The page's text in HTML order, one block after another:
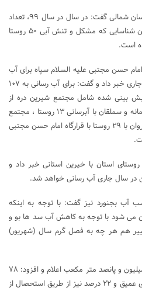
مدیر عامل شرکت آب و فاضلاب خراسان شمالی گفت: در سال در سال ۹۹، تعداد
۲۳۸ روستای دارای تنش آبی در استان شناسایی که مشکل و تنش آبی ۵۰ روستا
امام حسن مجتبی علیه السلام سپاه برای آب
رسانی به ۱۰۷ روستای استان در سال جاری خبر داد و گفت: برای آب رسانی به ۱۰۷
در قالب ۴ مجتمع پیش بینی شده شامل مجتمع شیرین دره از
محل آب سد، مجتمع کهنه جلگه در مانه و سملقان با آبرسانی ۱۳ روستا ، مجتمع
پرسه سو در جرگلان، مجتمع مرز شیروان با ۲۹ روستا با قرارگاه امام حسن مجتبی
وی از انعقاد قرارد آب رسانی به ۳۴ روستای استان با خیرین استانی خبر داد و
بجنورد نیز گفت: با توجه به اینکه
می شود با توجه به کاهش آب سد ها بو و
هم هر چه به فصل گرم سال (شهریور)
وی نیاز آب استان در هر سال را ۸۳ میلیون و پانصد متر مکعب اعلام و افزود: ۷۸
درصد این نیاز توسط قنوات و چاه های عمیق و ۲۲ درصد نیز از طریق استحصال از